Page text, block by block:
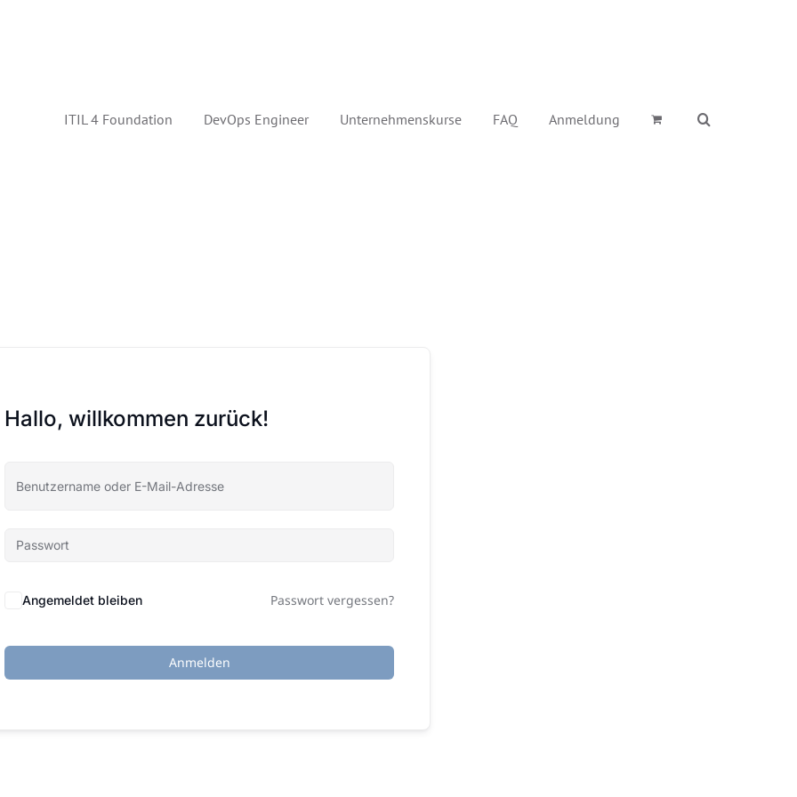
ITIL 4 Foundation DevOps Engineer Unternehmenskurse FAQ Anmeldung
Hallo, willkommen zurück!
Angemeldet bleiben Passwort vergessen?
Anmelden